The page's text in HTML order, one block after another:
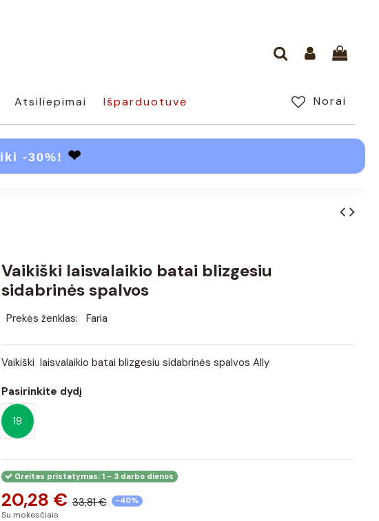
Atsiliepimai Norai
Išparduotuvė
iki -30%! ❤
Vaikiški laisvalaikio batai blizgesiu
sidabrinės spalvos
Prekės ženklas: Faria
Vaikiški laisvalaikio batai blizgesiu sidabrinės spalvos Ally
Pasirinkite dydį
19
Greitas pristatymas: 1 - 3 darbo dienos
20,28 € 33,81 € -40%
Su mokesčiais